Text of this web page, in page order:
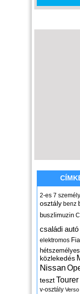
2-es 7
osztály benz
buszlimuzin
családi autó
elektromos
hétszemélyes
közlekedés
Nissan
tesztTourer
v-osztály Verso